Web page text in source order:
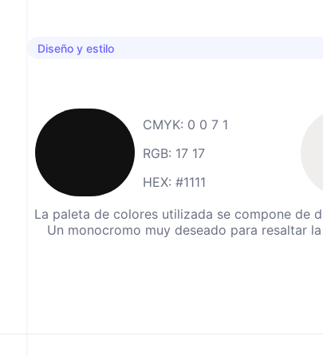
Diseño y estilo
CMYK: 0 0 7 1
RGB: 17 17
HEX: #1111
La paleta de colores utilizada se compone de
Un monocromo muy deseado para resaltar